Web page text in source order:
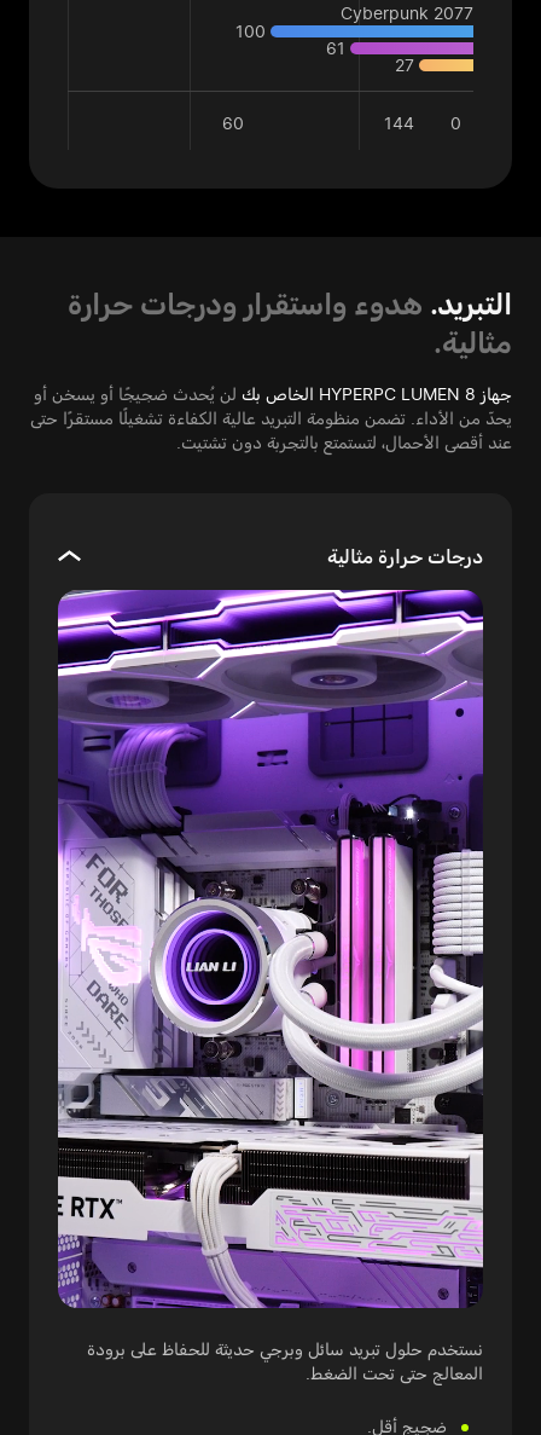
Cyberpunk 2077
100
61
27
0
60 144
التبريد. هدوء واستقرار ودرجات حرارة
مثالية.
جهاز HYPERPC LUMEN 8 الخاص بك
لن يُحدث ضجيجًا أو يسخن أو
يحدّ من الأداء. تضمن منظومة التبريد عالية الكفاءة تشغيلًا مستقرًا حتى
عند أقصى الأحمال، لتستمتع بالتجربة دون تشتيت.
درجات حرارة مثالية
نستخدم حلول تبريد سائل وبرجي حديثة للحفاظ على برودة
المعالج حتى تحت الضغط.
ضجيج أقل.